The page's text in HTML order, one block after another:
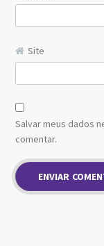
Site
Salvar meus dados
comentar.